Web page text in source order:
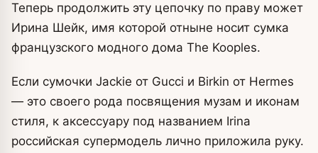
Теперь продолжить эту цепочку по праву может
Ирина Шейк, имя которой отныне носит сумка
французского модного дома The Kooples.
Если сумочки Jackie от Gucci и Birkin от Hermes
— это своего рода посвящения музам и иконам
стиля, к аксессуару под названием Irina
российская супермодель лично приложила руку.